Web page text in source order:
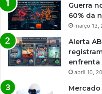
Guerra
60% da
março 13,
Alerta
enfrenta
abril 10,